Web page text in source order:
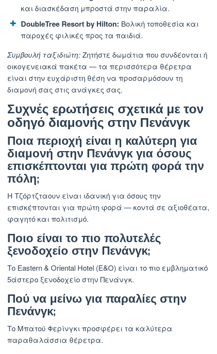
και διασκέδαση μπροστά στην παραλία.
DoubleTree Resort by Hilton: Βολική τοποθεσία και
παροχές φιλικές προς τα παιδιά.
Συμβουλή ταξιδιώτη:Ζητήστε δωμάτια που συνδέονται ή
οικογενειακά πακέτα — τα περισσότερα θέρετρα
είναι στην ευχάριστη θέση να προσαρμόσουν τη
διαμονή σας στις ανάγκες σας.
Συχνές ερωτήσεις σχετικά με τον
οδηγό διαμονής στην Πενάνγκ
Ποια περιοχή είναι η καλύτερη για
διαμονή στην Πενάνγκ για όσους
επισκέπτονται για πρώτη φορά την
πόλη;
Η Τζόρτζταουν είναι ιδανική για όσους την
επισκέπτονται για πρώτη φορά — κοντά σε αξιοθέατα,
φαγητό και πολιτισμό.
Ποιο είναι το πιο πολυτελές
ξενοδοχείο στην Πενάνγκ;
Το Eastern & Oriental Hotel (E&O) είναι το πιο εμβληματικό
5άστερο ξενοδοχείο στην Πενάνγκ.
Πού να μείνω για παραλίες στην
Πενάνγκ;
Το Μπατού Φερίνγκι προσφέρει τα καλύτερα
παραθαλάσσια θέρετρα.